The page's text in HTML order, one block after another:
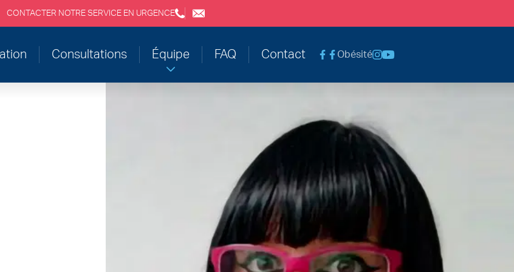
CONTACTER NOTRE SERVICE EN URGENCE
+3243554120
chirabdomle@chc.be
Consultations Équipe FAQ Contact
Voir la page Facebook Chirurgie
Obésité
Voir la page Instagram
Voir la chaine Youtube